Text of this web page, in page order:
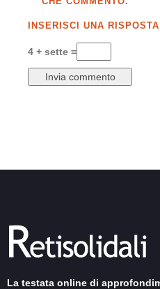
INSERISCI UNA
4 + sette =
La testata online di